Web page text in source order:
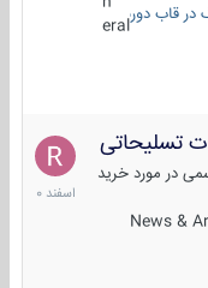
قاب دوربین
eral
تسلیحاتی
در مورد خرید
News &
7
اسفند
1400